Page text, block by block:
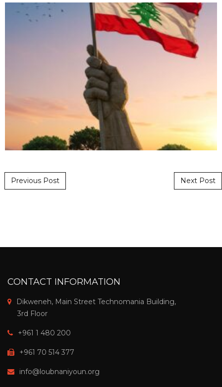
Post navigation
Previous Post Next Post
CONTACT INFORMATION
Dikweneh, Main Street Technomania Building,
3rd Floor
+961 1 480 200
+961 70 514 377
info@loubnaniyoun.org